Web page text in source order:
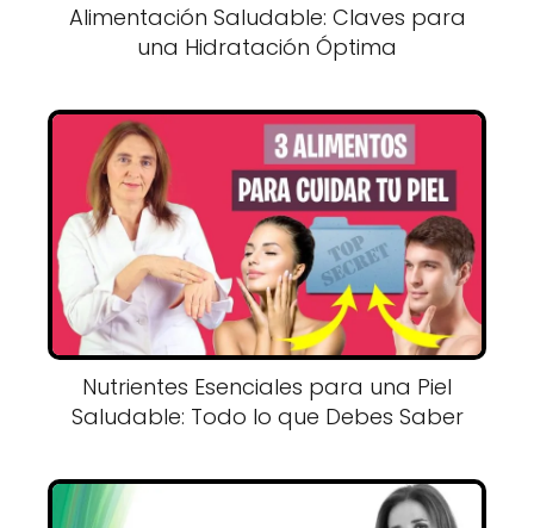
Alimentación Saludable: Claves para
una Hidratación Óptima
Nutrientes Esenciales para una Piel
Saludable: Todo lo que Debes Saber